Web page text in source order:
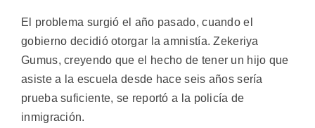
El problema surgió el año pasado, cuando el
gobierno decidió otorgar la amnistía. Zekeriya
Gumus, creyendo que el hecho de tener un hijo que
asiste a la escuela desde hace seis años sería
prueba suficiente, se reportó a la policía de
inmigración.